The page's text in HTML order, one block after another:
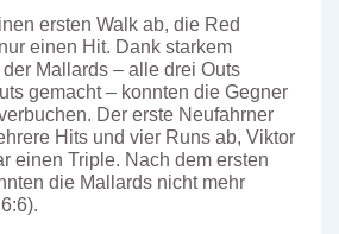
ersten Walk ab, die Red
einen Hit. Dank starkem
Mallards – alle drei Outs
gemacht – konnten die Gegner
Der erste Neufahrner
Hits und vier Runs ab, Viktor
einen Triple. Nach dem ersten
die Mallards nicht mehr